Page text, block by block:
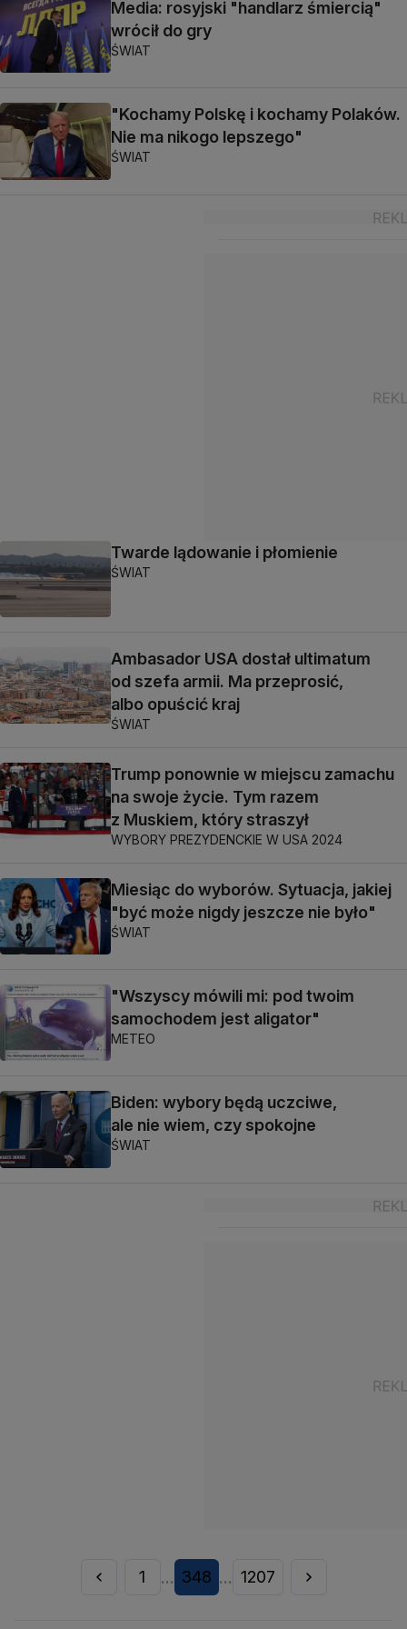
Media: rosyjski "handlarz śmiercią"
wrócił do gry
ŚWIAT
"Kochamy Polskę i kochamy Polaków.
Nie ma nikogo lepszego"
ŚWIAT
Twarde lądowanie i płomienie
ŚWIAT
Ambasador USA dostał ultimatum
od szefa armii. Ma przeprosić,
albo opuścić kraj
ŚWIAT
Trump ponownie w miejscu zamachu
na swoje życie. Tym razem
z Muskiem, który straszył
WYBORY PREZYDENCKIE W USA 2024
Miesiąc do wyborów. Sytuacja, jakiej
"być może nigdy jeszcze nie było"
ŚWIAT
"Wszyscy mówili mi: pod twoim
samochodem jest aligator"
METEO
Biden: wybory będą uczciwe,
ale nie wiem, czy spokojne
ŚWIAT
1 ... 348 ... 1207